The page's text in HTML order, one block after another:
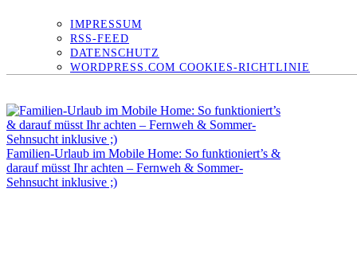
IMPRESSUM
RSS-FEED
DATENSCHUTZ
WORDPRESS.COM COOKIES-RICHTLINIE
Familien-Urlaub im Mobile Home: So funktioniert’s &
darauf müsst Ihr achten – Fernweh & Sommer-
Sehnsucht inklusive ;)